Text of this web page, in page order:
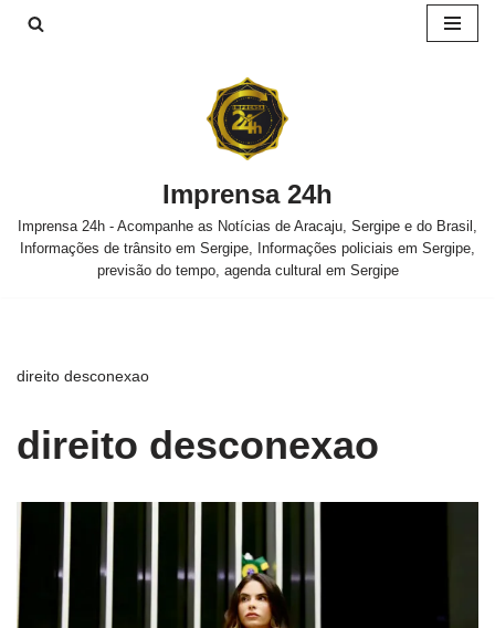
Imprensa 24h
Imprensa 24h - Acompanhe as Notícias de Aracaju, Sergipe e do Brasil,
Informações de trânsito em Sergipe, Informações policiais em Sergipe,
previsão do tempo, agenda cultural em Sergipe
direito desconexao
direito desconexao